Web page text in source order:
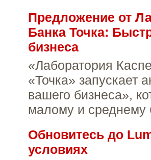
Предложение от
Банка Точка:
бизнеса
«Лаборатория
«Точка» запускает
вашего бизнеса»,
малому и среднему
Обновитесь до
условиях